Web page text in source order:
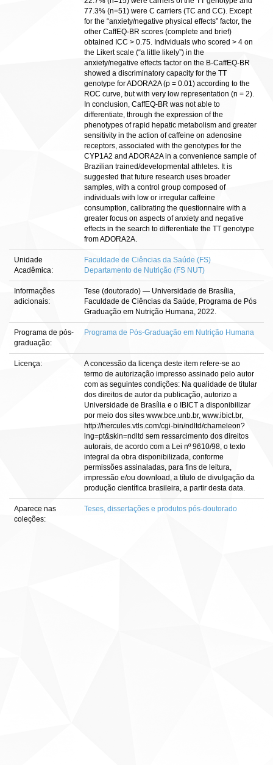
77.3% (n=51) were C carriers (TC and CC). Except
for the “anxiety/negative physical effects” factor, the
other CaffEQ-BR scores (complete and brief)
obtained ICC > 0.75. Individuals who scored > 4 on
the Likert scale (“a little likely”) in the
anxiety/negative effects factor on the B-CaffEQ-BR
showed a discriminatory capacity for the TT
genotype for ADORA2A (p = 0.01) according to the
ROC curve, but with very low representation (n = 2).
In conclusion, CaffEQ-BR was not able to
differentiate, through the expression of the
phenotypes of rapid hepatic metabolism and greater
sensitivity in the action of caffeine on adenosine
receptors, associated with the genotypes for the
CYP1A2 and ADORA2A in a convenience sample of
Brazilian trained/developmental athletes. It is
suggested that future research uses broader
samples, with a control group composed of
individuals with low or irregular caffeine
consumption, calibrating the questionnaire with a
greater focus on aspects of anxiety and negative
effects in the search to differentiate the TT genotype
from ADORA2A.
Unidade
Acadêmica:
Faculdade de Ciências da Saúde (FS)
Departamento de Nutrição (FS NUT)
Informações
adicionais:
Tese (doutorado) — Universidade de Brasília,
Faculdade de Ciências da Saúde, Programa de Pós
Graduação em Nutrição Humana, 2022.
Programa de pós-
graduação:
Programa de Pós-Graduação em Nutrição Humana
Licença:
A concessão da licença deste item refere-se ao
termo de autorização impresso assinado pelo autor
com as seguintes condições: Na qualidade de titular
dos direitos de autor da publicação, autorizo a
Universidade de Brasília e o IBICT a disponibilizar
por meio dos sites www.bce.unb.br, www.ibict.br,
http://hercules.vtls.com/cgi-bin/ndltd/chameleon?
lng=pt&skin=ndltd sem ressarcimento dos direitos
autorais, de acordo com a Lei nº 9610/98, o texto
integral da obra disponibilizada, conforme
permissões assinaladas, para fins de leitura,
impressão e/ou download, a título de divulgação da
produção científica brasileira, a partir desta data.
Aparece nas
coleções:
Teses, dissertações e produtos pós-doutorado